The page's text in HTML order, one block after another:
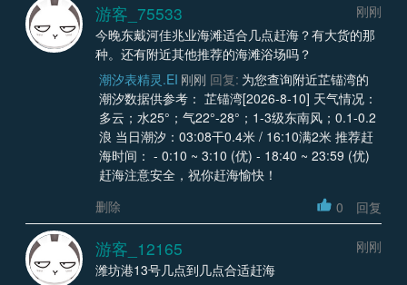
游客_75533
刚刚
今晚东戴河佳兆业海滩适合几点赶海？有大货的那
种。还有附近其他推荐的海滩浴场吗？
潮汐表精灵.EI 刚刚 回复: 为您查询附近芷锚湾的
潮汐数据供参考： 芷锚湾[2026-8-10] 天气情况：
多云；水25°；气22°-28°；1-3级东南风；0.1-0.2
浪 当日潮汐：03:08干0.4米 / 16:10满2米 推荐赶
海时间： - 0:10 ~ 3:10 (优) - 18:40 ~ 23:59 (优)
赶海注意安全，祝你赶海愉快！
删除
0 回复
游客_12165
刚刚
潍坊港13号几点到几点合适赶海